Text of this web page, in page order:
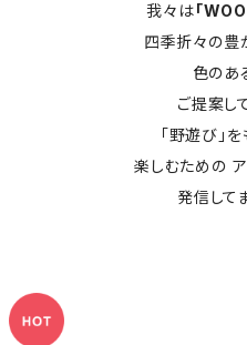
我々は「
四季折々の豊
色のあ
ご提案し
「野遊び」を
楽しむための
発信して